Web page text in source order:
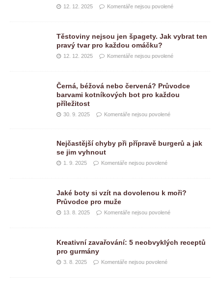
12. 12. 2025 Komentáře nejsou povolené
Těstoviny nejsou jen špagety. Jak vybrat ten
pravý tvar pro každou omáčku?
12. 12. 2025 Komentáře nejsou povolené
Černá, béžová nebo červená? Průvodce
barvami kotníkových bot pro každou
příležitost
30. 9. 2025 Komentáře nejsou povolené
Nejčastější chyby při přípravě burgerů a jak
se jim vyhnout
1. 9. 2025 Komentáře nejsou povolené
Jaké boty si vzít na dovolenou k moři?
Průvodce pro muže
13. 8. 2025 Komentáře nejsou povolené
Kreativní zavařování: 5 neobvyklých receptů
pro gurmány
3. 8. 2025 Komentáře nejsou povolené